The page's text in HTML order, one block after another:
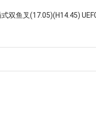
双鱼叉(17.05)(H14.45)